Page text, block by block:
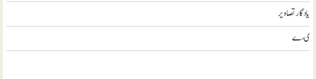
يادگار تصاوير
ی، ے